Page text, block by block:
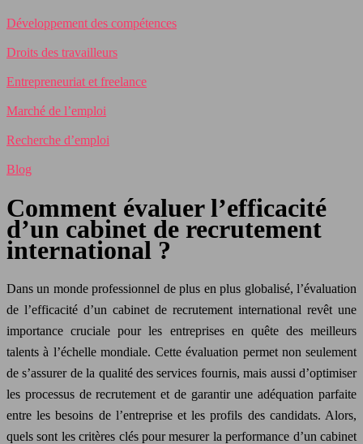
Développement des compétences
Droits des travailleurs
Entrepreneuriat et freelance
Marché de l’emploi
Recherche d’emploi
Blog
Comment évaluer l’efficacité
d’un cabinet de recrutement
international ?
Dans un monde professionnel de plus en plus globalisé, l’évaluation
de l’efficacité d’un cabinet de recrutement international revêt une
importance cruciale pour les entreprises en quête des meilleurs
talents à l’échelle mondiale. Cette évaluation permet non seulement
de s’assurer de la qualité des services fournis, mais aussi d’optimiser
les processus de recrutement et de garantir une adéquation parfaite
entre les besoins de l’entreprise et les profils des candidats. Alors,
quels sont les critères clés pour mesurer la performance d’un cabinet